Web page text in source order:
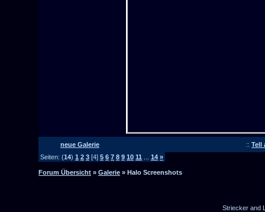
neue Galerie :: Tell
Seiten: (14) 1 2 3 [4] 5 6 7 8 9 10 11 14 »
Forum Übersicht » Galerie » Halo Screenshots
Striecker and